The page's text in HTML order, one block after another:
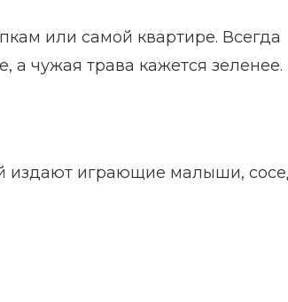
или самой квартире. Всегда
а чужая трава кажется зеленее.
издают играющие малыши,